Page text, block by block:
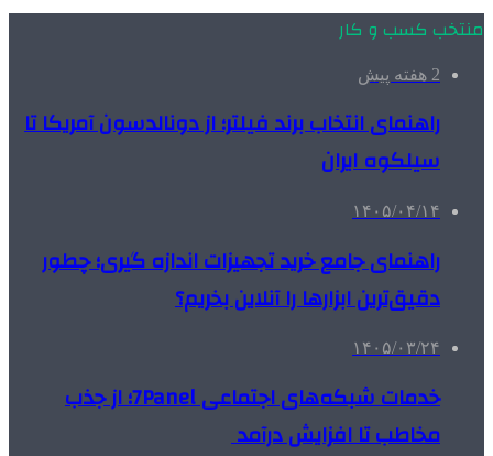
منتخب کسب و کار
2 هفته پیش
راهنمای انتخاب برند فیلتر؛ از دونالدسون آمریکا تا
سیلکوه ایران
۱۴۰۵/۰۴/۱۴
راهنمای جامع خرید تجهیزات اندازه گیری؛ چطور
دقیق‌ترین ابزارها را آنلاین بخریم؟
۱۴۰۵/۰۳/۲۴
خدمات شبکه‌های اجتماعی 7Panel؛ از جذب
مخاطب تا افزایش درآمد